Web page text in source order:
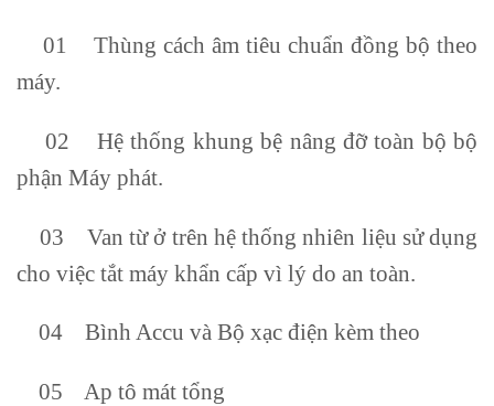
01 Thùng cách âm tiêu chuẩn đồng bộ theo
máy.
02 Hệ thống khung bệ nâng đỡ toàn bộ bộ
phận Máy phát.
03 Van từ ở trên hệ thống nhiên liệu sử dụng
cho việc tắt máy khẩn cấp vì lý do an toàn.
04 Bình Accu và Bộ xạc điện kèm theo
05 Ap tô mát tổng